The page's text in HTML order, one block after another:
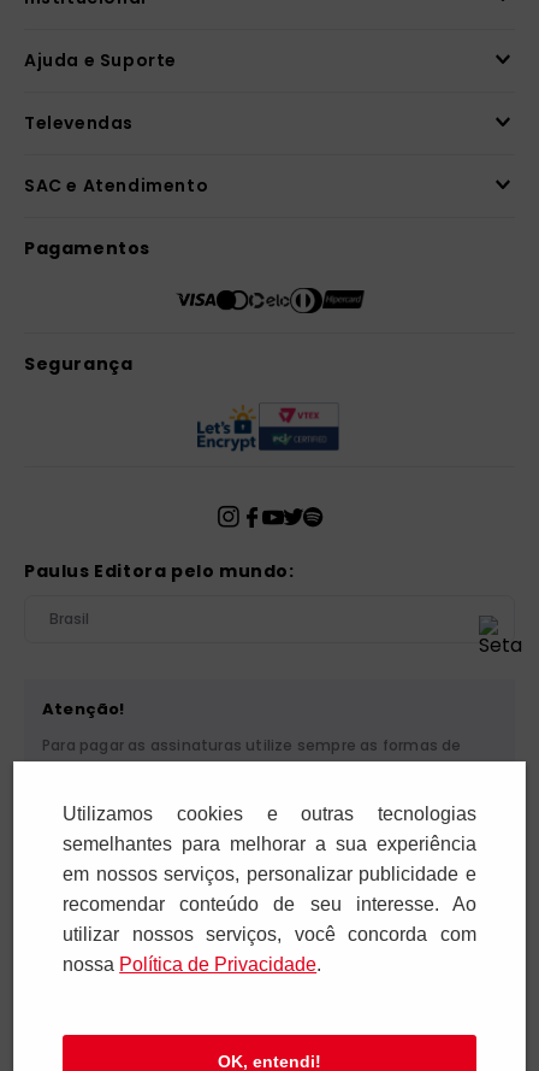
Ajuda e Suporte
Televendas
SAC e Atendimento
Pagamentos
Segurança
Paulus Editora pelo mundo:
Brasil
Atenção!
Para pagar as assinaturas utilize sempre as formas de
ou de pessoa física. Se você receber algum tipo de
cobrança suspeita, entre em contato conosco pelo
telefone (11) 5087-3600 ou pelo e-mail
cobranca@paulus.com.br.
Utilizamos cookies e outras tecnologias
semelhantes para melhorar a sua experiência
em nossos serviços, personalizar publicidade e
recomendar conteúdo de seu interesse. Ao
utilizar nossos serviços, você concorda com
nossa Polí­tica de Privacidade.
OK, entendi!